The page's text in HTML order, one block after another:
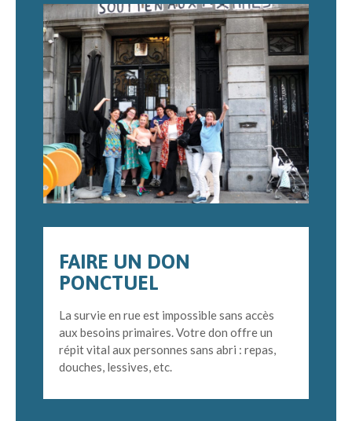
FAIRE UN DON
PONCTUEL
La survie en rue est impossible sans accès
aux besoins primaires. Votre don offre un
répit vital aux personnes sans abri : repas,
douches, lessives, etc.